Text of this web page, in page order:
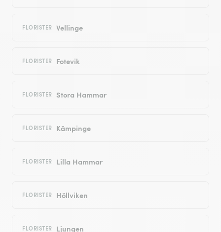
FLORISTER Vellinge
FLORISTER Fotevik
FLORISTER Stora Hammar
FLORISTER Kämpinge
FLORISTER Lilla Hammar
FLORISTER Höllviken
FLORISTER Ljungen